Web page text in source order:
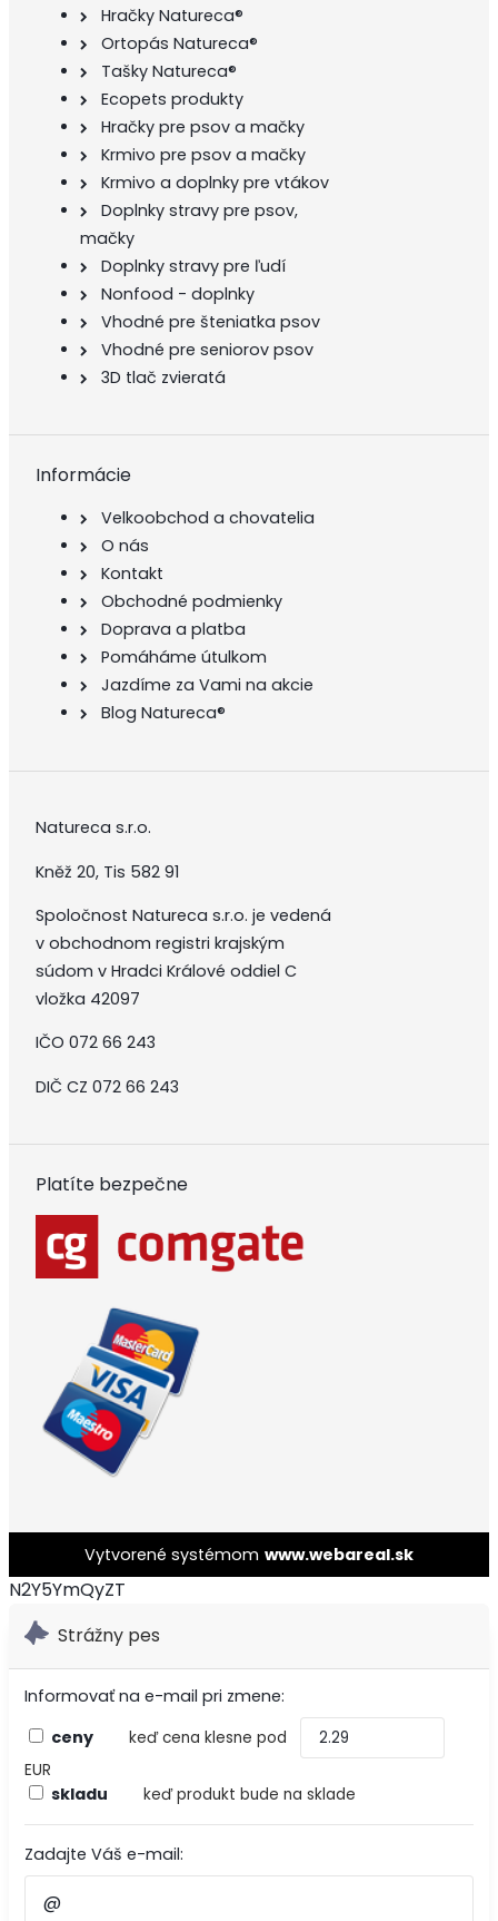
Hračky Natureca®
Ortopás Natureca®
Tašky Natureca®
Ecopets produkty
Hračky pre psov a mačky
Krmivo pre psov a mačky
Krmivo a doplnky pre vtákov
Doplnky stravy pre psov,
mačky
Doplnky stravy pre ľudí
Nonfood - doplnky
Vhodné pre šteniatka psov
Vhodné pre seniorov psov
3D tlač zvieratá
Informácie
Velkoobchod a chovatelia
O nás
Kontakt
Obchodné podmienky
Doprava a platba
Pomáháme útulkom
Jazdíme za Vami na akcie
Blog Natureca®
Natureca s.r.o.
Kněž 20, Tis 582 91
Spoločnost Natureca s.r.o. je vedená
v obchodnom registri krajským
súdom v Hradci Králové oddiel C
vložka 42097
IČO 072 66 243
DIČ CZ 072 66 243
Platíte bezpečne
Vytvorené systémom www.webareal.sk
N2Y5YmQyZT
Strážny pes
Informovať na e-mail pri zmene:
ceny
keď cena klesne pod
EUR
skladu keď produkt bude na sklade
Zadajte Váš e-mail: